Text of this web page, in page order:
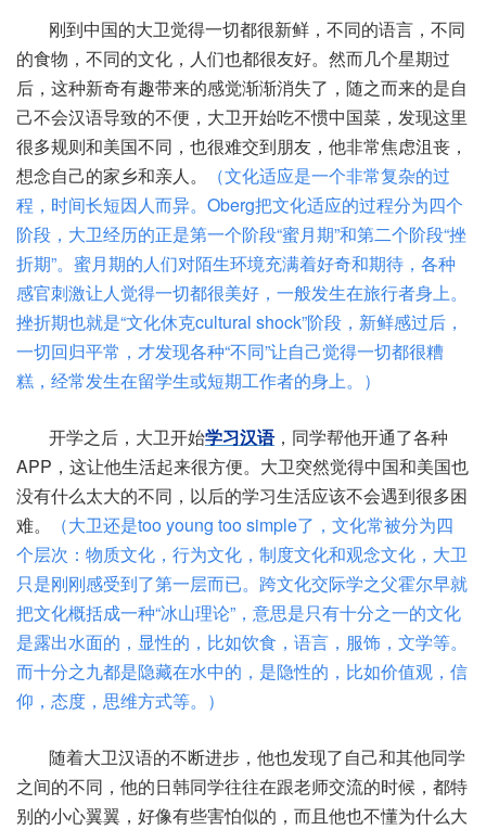
刚到中国的大卫觉得一切都很新鲜，不同的语言，不同
的食物，不同的文化，人们也都很友好。然而几个星期过
后，这种新奇有趣带来的感觉渐渐消失了，随之而来的是自
己不会汉语导致的不便，大卫开始吃不惯中国菜，发现这里
很多规则和美国不同，也很难交到朋友，他非常焦虑沮丧，
想念自己的家乡和亲人。
（文化适应是一个非常复杂的过
程，时间长短因人而异。Oberg把文化适应的过程分为四个
阶段，大卫经历的正是第一个阶段“蜜月期”和第二个阶段“挫
折期”。蜜月期的人们对陌生环境充满着好奇和期待，各种
感官刺激让人觉得一切都很美好，一般发生在旅行者身上。
挫折期也就是“文化休克cultural shock”阶段，新鲜感过后，
一切回归平常，才发现各种“不同”让自己觉得一切都很糟
糕，经常发生在留学生或短期工作者的身上。）
开学之后，大卫开始学习汉语，同学帮他开通了各种
APP，这让他生活起来很方便。大卫突然觉得中国和美国也
没有什么太大的不同，以后的学习生活应该不会遇到很多困
难。
（大卫还是too young too simple了，文化常被分为四
个层次：物质文化，行为文化，制度文化和观念文化，大卫
只是刚刚感受到了第一层而已。跨文化交际学之父霍尔早就
把文化概括成一种“冰山理论”，意思是只有十分之一的文化
是露出水面的，显性的，比如饮食，语言，服饰，文学等。
而十分之九都是隐藏在水中的，是隐性的，比如价值观，信
仰，态度，思维方式等。）
随着大卫汉语的不断进步，他也发现了自己和其他同学
之间的不同，他的日韩同学往往在跟老师交流的时候，都特
别的小心翼翼，好像有些害怕似的，而且他也不懂为什么大